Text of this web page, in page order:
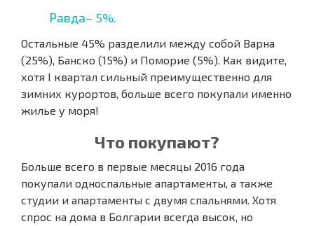
Равда– 5%.
Остальные 45% разделили между собой Варна
(25%), Банско (15%) и Поморие (5%). Как видите,
хотя I квартал сильный преимущественно для
зимних курортов, больше всего покупали именно
жилье у моря!
Что покупают?
Больше всего в первые месяцы 2016 года
покупали односпальные апартаменты, а также
студии и апартаменты с двумя спальнями. Хотя
спрос на дома в Болгарии всегда высок, но